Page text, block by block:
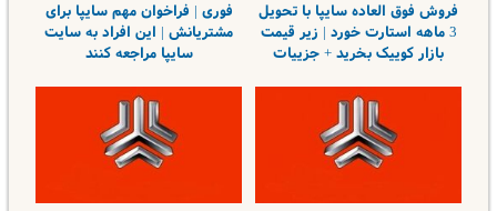
فروش فوق العاده سایپا با تحویل
3 ماهه استارت خورد | زیر قیمت
بازار کوییک بخرید + جزییات
فوری | فراخوان مهم سایپا برای
مشتریانش | این افراد به سایت
سایپا مراجعه کنند